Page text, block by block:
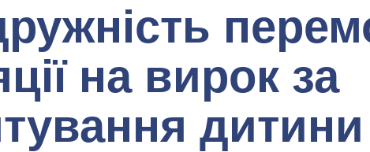
на вирок за
дитини